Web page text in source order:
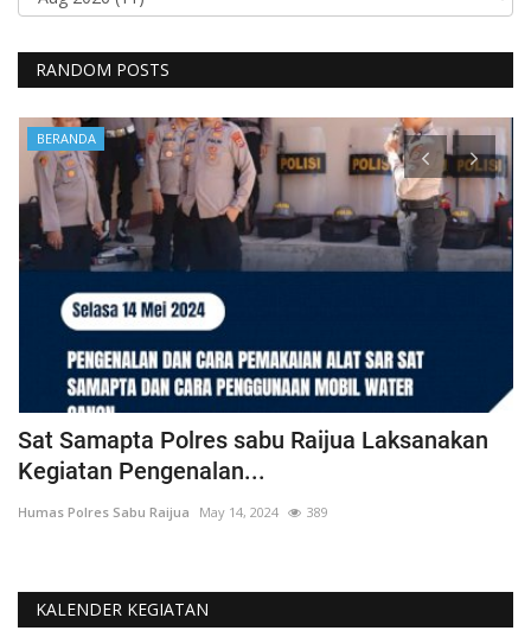
RANDOM POSTS
BERANDA
Sat Samapta Polres sabu Raijua Laksanakan
Kegiatan Pengenalan...
Humas Polres Sabu Raijua May 14, 2024 389
KALENDER KEGIATAN